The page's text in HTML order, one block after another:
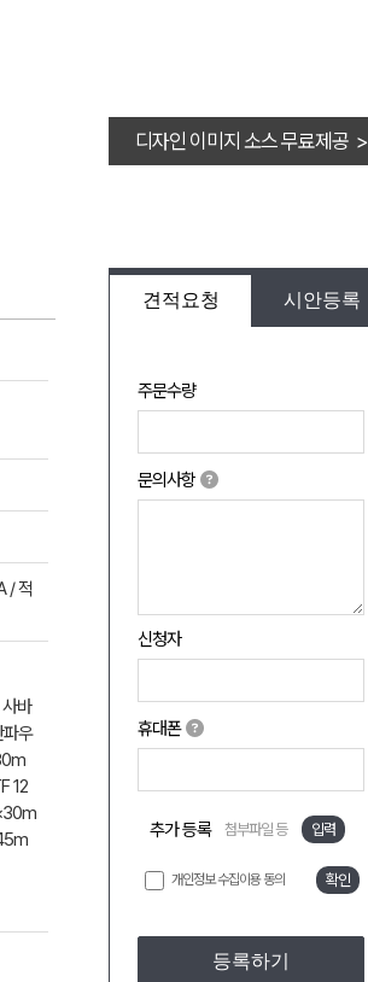
디자인 이미지 소스 무료제공 >
견적요청 시안등록
주문수량
문의사항
신청자
휴대폰
추가 등록 첨부파일 등 입력
개인정보 수집이용 동의 확인
등록하기
/ 적
바
우
12